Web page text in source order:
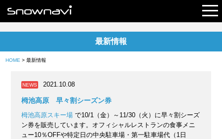
最新情報
HOME > 最新情報
NEWS 2021.10.08
栂池高原 早々割シーズン券
栂池高原スキー場で10/1（金）～11/30（火）に早々割シーズ
ン券を販売しています。オフィシャルレストランの食事メニ
ュー10％OFFや特定日の中央駐車場・第一駐車場代（1日